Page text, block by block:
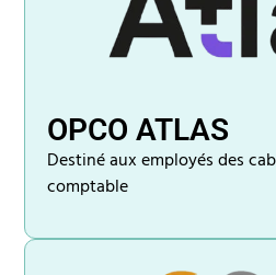
OPCO ATLAS
Destiné aux employés des
comptable